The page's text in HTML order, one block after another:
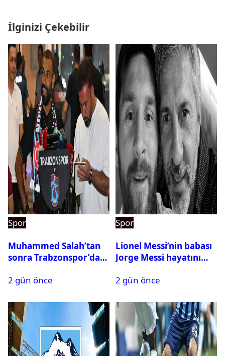
İlginizi Çekebilir
Spor
Muhammed Salah’tan
sonra Trabzonspor’dan
2 gün önce
Spor
Lionel Messi’nin babası
Jorge Messi hayatını
2 gün önce